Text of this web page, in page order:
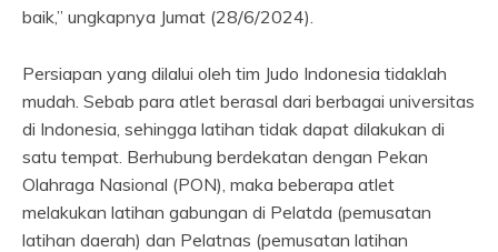
baik,” ungkapnya Jumat (28/6/2024).
Persiapan yang dilalui oleh tim Judo Indonesia tidaklah
mudah. Sebab para atlet berasal dari berbagai universitas
di Indonesia, sehingga latihan tidak dapat dilakukan di
satu tempat. Berhubung berdekatan dengan Pekan
Olahraga Nasional (PON), maka beberapa atlet
melakukan latihan gabungan di Pelatda (pemusatan
latihan daerah) dan Pelatnas (pemusatan latihan